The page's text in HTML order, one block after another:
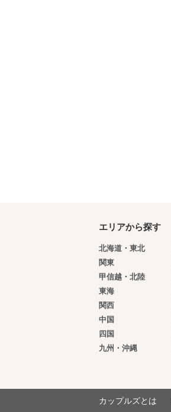
エリアから探す
北海道・東北
関東
甲信越・北陸
東海
関西
中国
四国
九州・沖縄
カップルズとは